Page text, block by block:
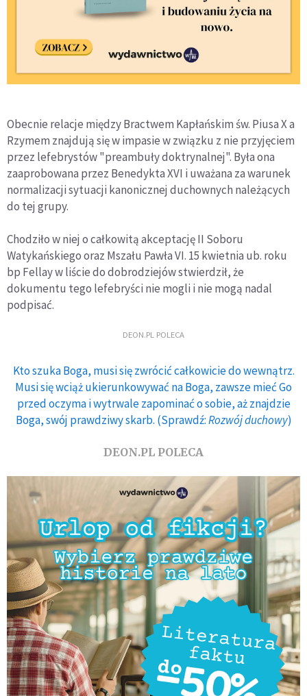
Obecnie relacje między Bractwem Kapłańskim św. Piusa X a
Rzymem znajdują się w impasie w związku z nie przyjęciem
przez lefebrystów "preambuły doktrynalnej". Była ona
zaaprobowana przez Benedykta XVI i uważana za warunek
normalizacji sytuacji kanonicznej duchownych należących
do tej grupy.
Chodziło w niej o całkowitą akceptację II Soboru
Watykańskiego oraz Mszału Pawła VI. 15 kwietnia ub. roku
bp Fellay w liście do dobrodziejów stwierdził, że
dokumentu tego lefebryści nie mogli i nie mogą nadal
podpisać.
DEON.PL POLECA
Kto szuka Boga, musi się zwrócić całkowicie do wewnątrz.
Musi się wciąż ukierunkowywać na Boga, zawsze mieć Go
przed oczyma i wytrwale zapominać o sobie, aż znajdzie
Boga, swój prawdziwy skarb. (Sprawdź:Rozwój duchowy)
DEON.PL POLECA